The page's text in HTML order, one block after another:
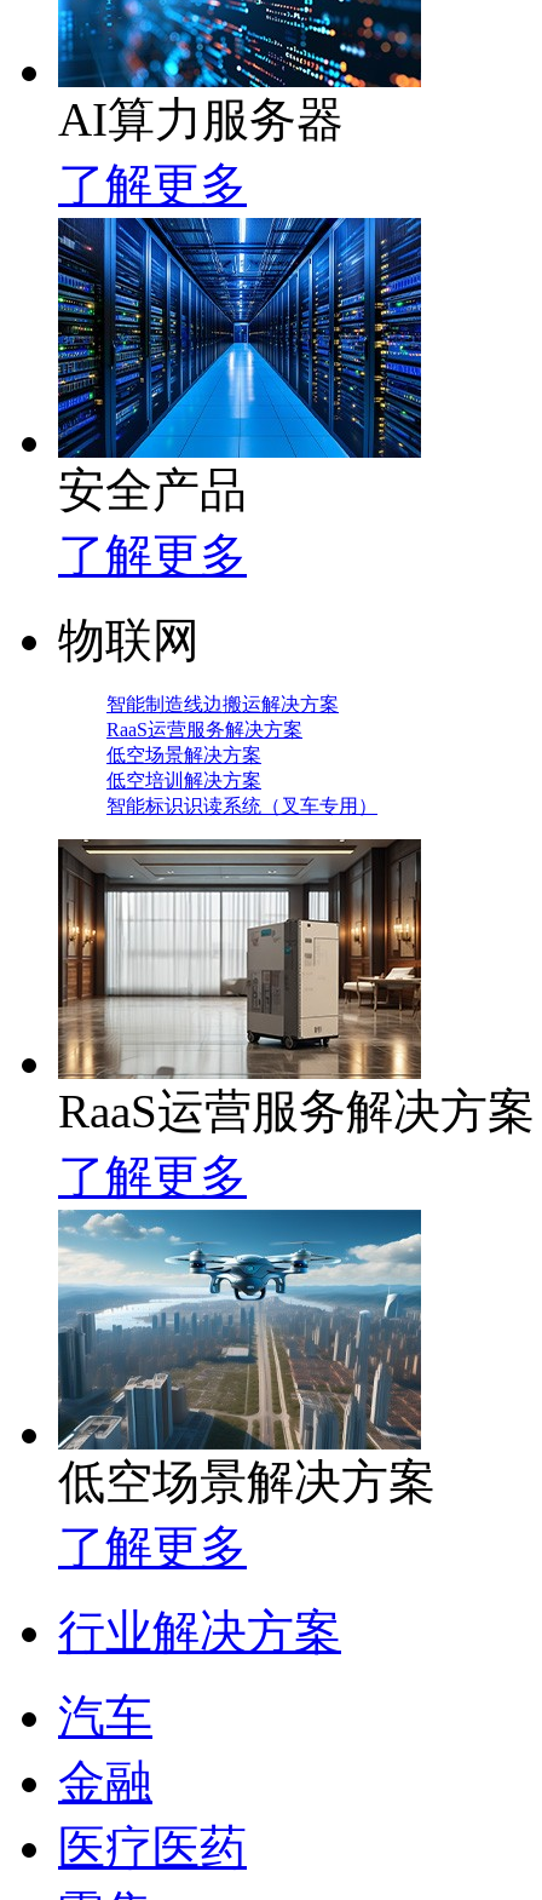
AI算力服务器
了解更多
安全产品
了解更多
物联网
智能制造线边搬运解决方案
RaaS运营服务解决方案
低空场景解决方案
低空培训解决方案
智能标识识读系统（叉车专用）
RaaS运营服务解决方案
了解更多
低空场景解决方案
了解更多
行业解决方案
汽车
金融
医疗医药